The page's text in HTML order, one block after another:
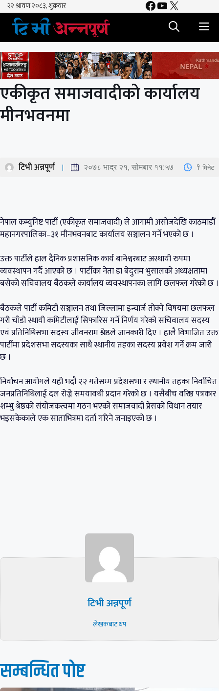
Skip
content
Facebook
YouTube
X
एकीकृत समाजवादीको कार्यालय
मीनभवनमा
टिभी अन्नपूर्ण २०७८ भाद्र २१, सोमबार ११:५७ 1 मिनेट
नेपाल कम्युनिष्ट पार्टी (एकीकृत समाजवादी) ले आगामी असोजदेखि काठमाडौँ
महानगरपालिका–३१ मीनभवनबाट कार्यालय सञ्चालन गर्ने भएको छ ।
उक्त पार्टीले हाल दैनिक प्रशासनिक कार्य बानेश्वरबाट अस्थायी रुपमा
व्यवस्थापन गर्दै आएको छ । पार्टीका नेता डा बेदुराम भुसालको अध्यक्षतामा
बसेको सचिवालय बैठकले कार्यालय व्यवस्थापनका लागि छलफल गरेको छ ।
बैठकले पार्टी कमिटी सञ्चालन तथा जिल्लामा इन्चार्ज तोक्ने विषयमा छलफल
गरी चाँडो स्थायी कमिटीलाई सिफारिस गर्ने निर्णय गरेको सचिवालय सदस्य
एवं प्रतिनिधिसभा सदस्य जीवनराम श्रेष्ठले जानकारी दिए । हालै विभाजित उक्त
पार्टीमा प्रदेशसभा सदस्यका साथै स्थानीय तहका सदस्य प्रवेश गर्ने क्रम जारी
छ ।
निर्वाचन आयोगले यही भदौ २२ गतेसम्म प्रदेशसभा र स्थानीय तहका निर्वाचित
जनप्रतिनिधिलाई दल रोज्ने समयावधी प्रदान गरेको छ । यसैबीच वरिष्ठ पत्रकार
शम्भु श्रेष्ठको संयोजकत्वमा गठन भएको समाजवादी प्रेसको विधान तयार
भइसकेकाले एक साताभित्रमा दर्ता गरिने जनाइएको छ ।
टिभी अन्नपूर्ण
लेखकबाट थप
सम्बन्धित पाेष्ट